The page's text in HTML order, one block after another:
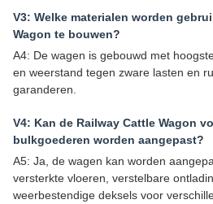
V3: Welke materialen worden
Wagon te bouwen?
A4: De wagen is gebouwd met
en weerstand tegen zware lasten en
garanderen.
V4: Kan de Railway Cattle Wagon
bulkgoederen worden aangepast?
A5: Ja, de wagen kan worden
versterkte vloeren, verstelbare
weerbestendige deksels voor